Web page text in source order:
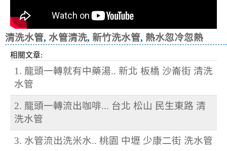
清洗水管, 水管清洗, 新竹洗水管, 熱水忽冷忽熱
相關文章:
1. 龍頭一轉就有中藥湯.. 新北 板橋 沙崙街 清洗
水管
2. 龍頭一轉流出咖啡... 台北 松山 民生東路 清
洗水管
3. 水管流出洗米水.. 桃園 中壢 少康二街 洗水管